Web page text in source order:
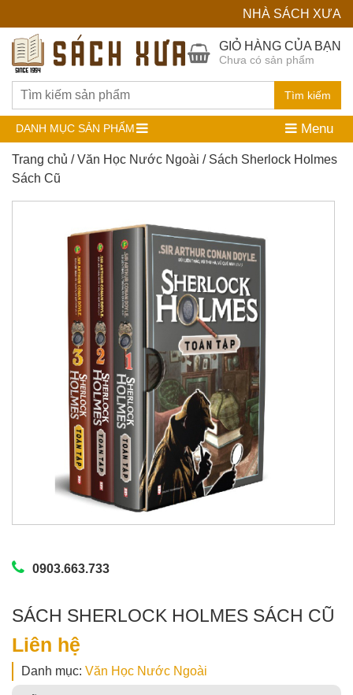
NHÀ SÁCH XƯA
Hệ
Thống
Sách
Cũ
Tìm kiếm
GIỎ HÀNG CỦA BẠN
Chưa có sản phẩm
DANH MỤC SẢN PHẨM Menu
Trang chủ /Văn Học Nước Ngoài / Sách Sherlock Holmes
Sách Cũ
0903.663.733
SÁCH SHERLOCK HOLMES SÁCH CŨ
Liên hệ
Danh mục: Văn Học Nước Ngoài